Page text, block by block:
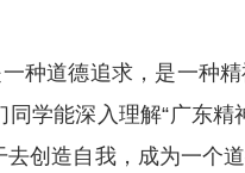
一种道德追求，是一种
学能深入理解“广东
创造自我，成为一个